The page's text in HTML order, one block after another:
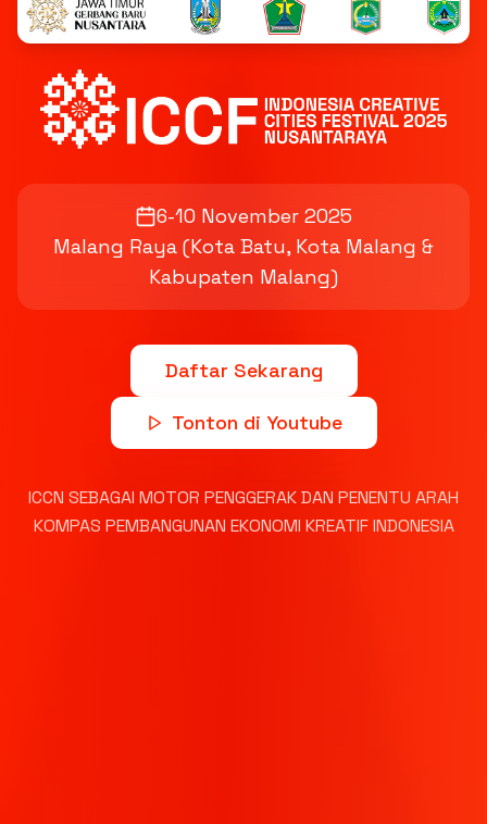
6-10 November 2025
Malang Raya (Kota Batu, Kota Malang &
Kabupaten Malang)
Daftar Sekarang
Tonton di Youtube
ICCN SEBAGAI MOTOR PENGGERAK DAN PENENTU ARAH
KOMPAS PEMBANGUNAN EKONOMI KREATIF INDONESIA